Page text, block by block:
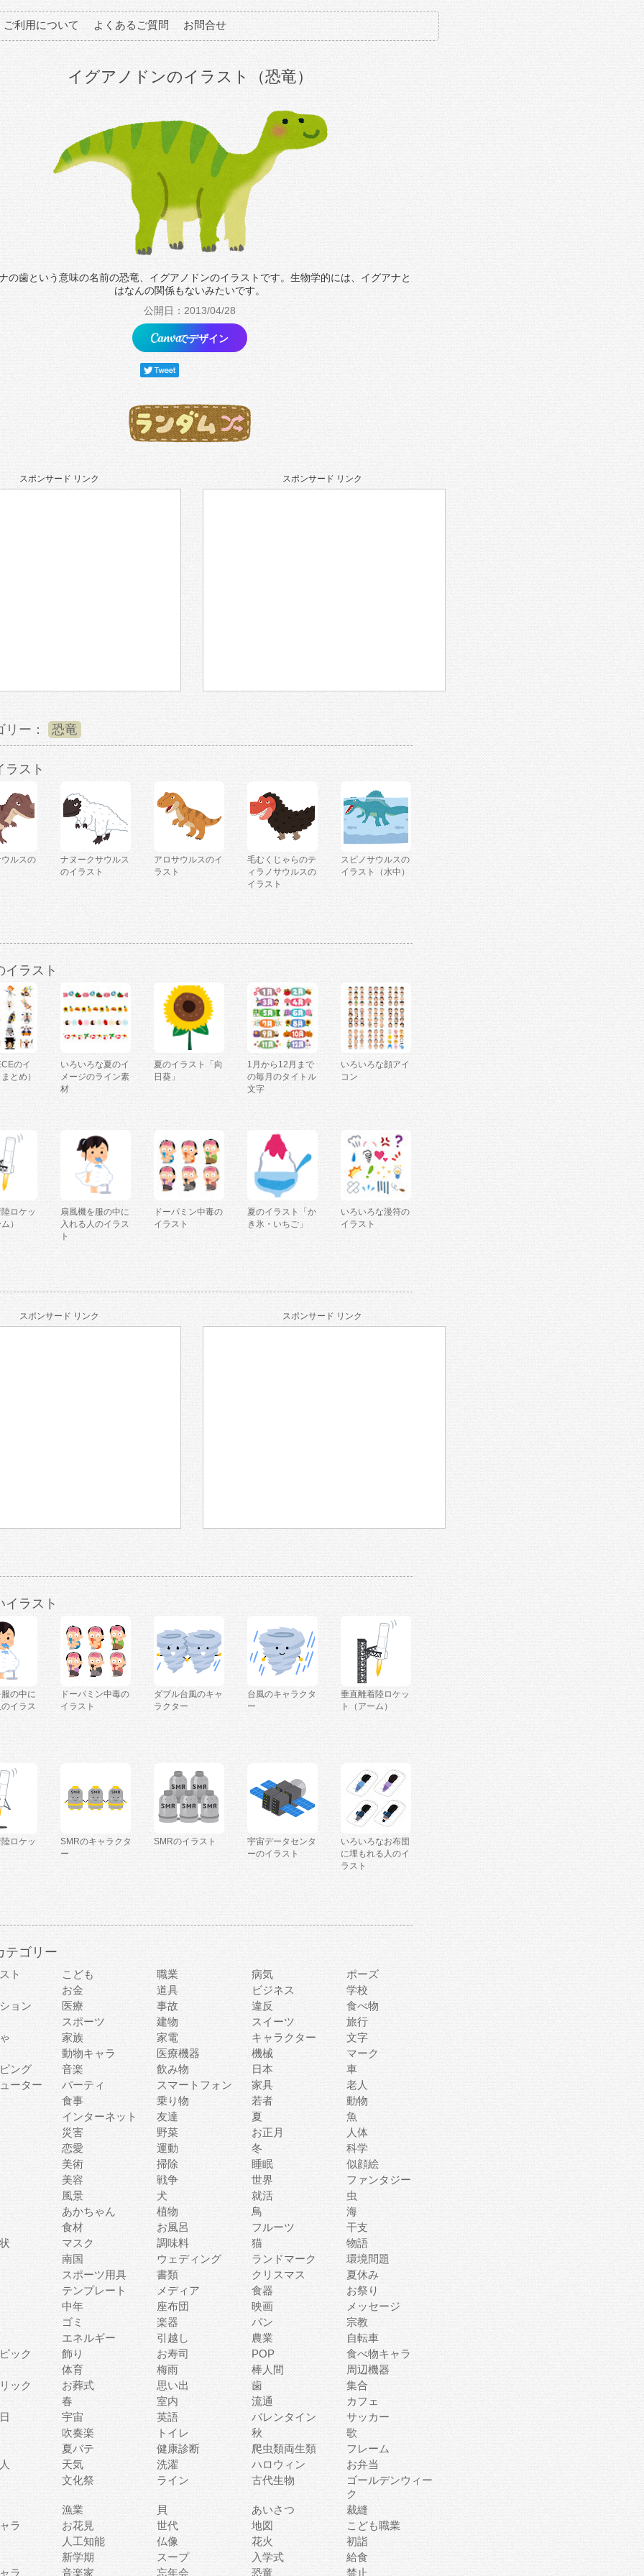
ご利用について よくあるご質問 お問合せ
イグアノドンのイラスト（恐竜）
の歯という意味の名前の恐竜、イグアノドンのイラストです。生物学的には、イグアナと
はなんの関係もないみたいです。
公開日：2013/04/28
でデザイン
スポンサード リンク スポンサード リンク
リー： 恐竜
ラスト
ルスの
ナヌークサウルス
のイラスト
アロサウルスのイ
ラスト
毛むくじゃらのテ
ィラノサウルスの
イラスト
スピノサウルスの
イラスト（水中）
イラスト
のイ
とめ）
いろいろな夏のイ
メージのライン素
材
夏のイラスト「向
日葵」
1月から12月まで
の毎月のタイトル
文字
いろいろな顔アイ
コン
ロケッ
）
扇風機を服の中に
入れる人のイラス
ト
ドーパミン中毒の
イラスト
夏のイラスト「か
き氷・いちご」
いろいろな漫符の
イラスト
スポンサード リンク スポンサード リンク
イラスト
の中に
イラス
ドーパミン中毒の
イラスト
ダブル台風のキャ
ラクター
台風のキャラクタ
ー
垂直離着陸ロケッ
ト（アーム）
ロケッ
SMRのキャラクタ
ー
SMRのイラスト
宇宙データセンタ
ーのイラスト
いろいろなお布団
に埋もれる人のイ
ラスト
テゴリー
ト こども 職業 病気
ポーズ
お金
道具 ビジネス
学校
ョン
医療 事故 違反
食べ物
スポーツ
建物 スイーツ
旅行
家族 家電 キャラクター
文字
動物キャラ
医療機器 機械
マーク
ング
音楽 飲み物 日本
車
ーター
パーティ スマートフォン 家具
老人
食事
乗り物 若者
動物
インターネット
友達 夏
魚
災害
野菜 お正月
人体
恋愛
運動 冬
科学
美術
掃除 睡眠
似顔絵
美容
戦争 世界
ファンタジー
風景
犬 就活
虫
あかちゃん
植物 鳥
海
食材
お風呂 フルーツ
干支
マスク 調味料 猫
物語
南国
ウェディング ランドマーク
環境問題
スポーツ用具
書類 クリスマス
夏休み
テンプレート
メディア 食器
お祭り
中年
座布団 映画
メッセージ
ゴミ
楽器 パン
宗教
エネルギー
引越し 農業
自転車
ック
飾り お寿司 POP
食べ物キャラ
体育
梅雨 棒人間
周辺機器
ック
お葬式 思い出 歯
集合
春
室内 流通
カフェ
宇宙 英語 バレンタイン
サッカー
吹奏楽
トイレ 秋
歌
夏バテ
健康診断 爬虫類両生類
フレーム
天気 洗濯 ハロウィン
お弁当
文化祭
ライン 古代生物
ゴールデンウィー
ク
漁業
貝 あいさつ
裁縫
ラ
お花見 世代 地図
こども職業
人工知能
仏像 花火
初詣
新学期
スープ 入学式
給食
ラ
音楽家 忘年会 恐竜 禁止